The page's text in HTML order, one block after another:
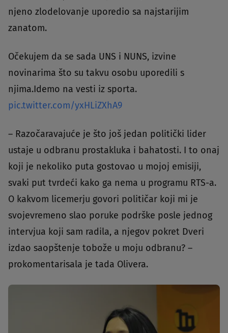
njeno zlodelovanje uporedio sa najstarijim
zanatom.
Očekujem da se sada UNS i NUNS, izvine
novinarima što su takvu osobu uporedili s
njima.Idemo na vesti iz sporta.
pic.twitter.com/yxHLiZXhA9
– Razočaravajuće je što još jedan politički lider
ustaje u odbranu prostakluka i bahatosti. I to onaj
koji je nekoliko puta gostovao u mojoj emisiji,
svaki put tvrdeći kako ga nema u programu RTS-a.
O kakvom licemerju govori političar koji mi je
svojevremeno slao poruke podrške posle jednog
intervjua koji sam radila, a njegov pokret Dveri
izdao saopštenje tobože u moju odbranu? –
prokomentarisala je tada Olivera.